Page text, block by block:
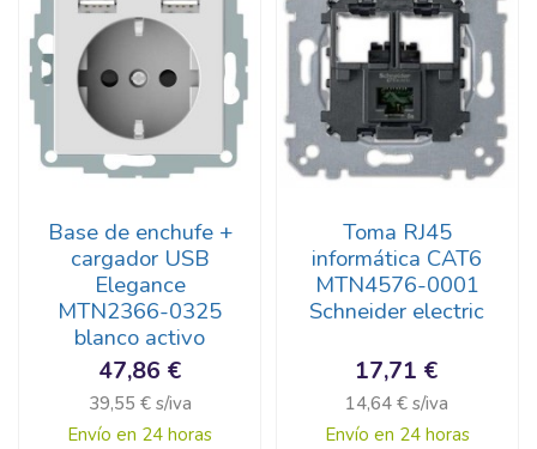
Base de enchufe +
cargador USB
Elegance
MTN2366-0325
blanco activo
47,86 €
39,55 € s/iva
Envío en 24 horas
Toma RJ45
informática CAT6
MTN4576-0001
Schneider electric
17,71 €
14,64 € s/iva
Envío en 24 horas